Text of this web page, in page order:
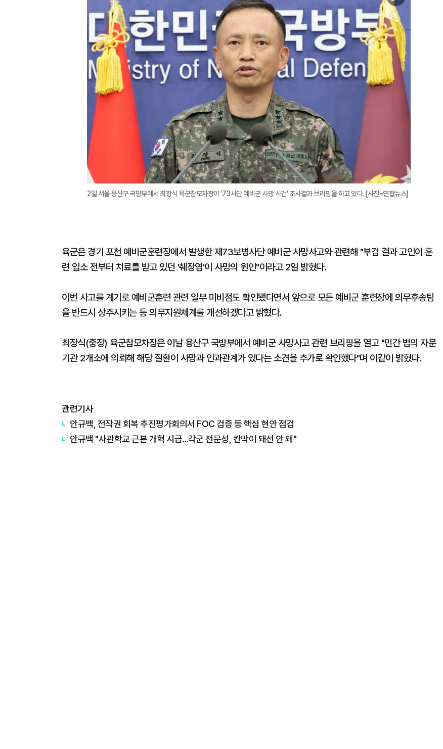
미
지
확
대
2일 서울 용산구 국방부에서 최장식 육군참모차장이 '73사단 예비군 사망 사건' 조사결과 브리핑을 하고 있다. [사진=연합뉴스]
육군은 경기 포천 예비군훈련장에서 발생한 제73보병사단 예비군 사망사고와 관련해 "부검 결과 고인이 훈
련 입소 전부터 치료를 받고 있던 '췌장염'이 사망의 원인"이라고 2일 밝혔다.
이번 사고를 계기로 예비군훈련 관련 일부 미비점도 확인됐다면서 앞으로 모든 예비군 훈련장에 의무후송팀
을 반드시 상주시키는 등 의무지원체계를 개선하겠다고 밝혔다.
최장식(중장) 육군참모차장은 이날 용산구 국방부에서 예비군 사망사고 관련 브리핑을 열고 "민간 법의 자문
기관 2개소에 의뢰해 해당 질환이 사망과 인과관계가 있다는 소견을 추가로 확인했다"며 이같이 밝혔다.
관련기사
안규백, 전작권 회복 추진평가회의서 FOC 검증 등 핵심 현안 점검
안규백 "사관학교 근본 개혁 시급…각군 전문성, 칸막이 돼선 안 돼"